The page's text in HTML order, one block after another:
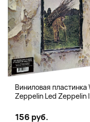
Виниловая пластинка
Zeppelin Led Zeppelin
156 руб.